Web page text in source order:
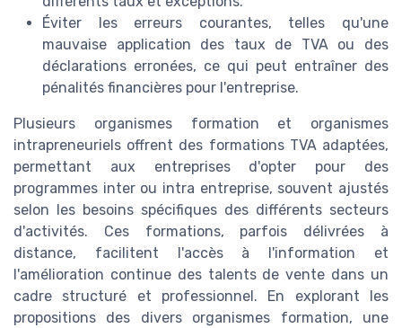
Éviter les erreurs courantes, telles qu'une
mauvaise application des taux de TVA ou des
déclarations erronées, ce qui peut entraîner des
pénalités financières pour l'entreprise.
Plusieurs organismes formation et organismes
intrapreneuriels offrent des formations TVA adaptées,
permettant aux entreprises d'opter pour des
programmes inter ou intra entreprise, souvent ajustés
selon les besoins spécifiques des différents secteurs
d'activités. Ces formations, parfois délivrées à
distance, facilitent l'accès à l'information et
l'amélioration continue des talents de vente dans un
cadre structuré et professionnel. En explorant les
propositions des divers organismes formation, une